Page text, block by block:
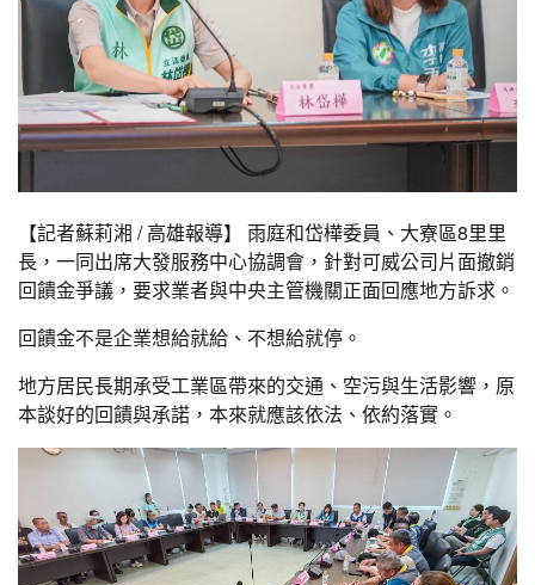
【記者蘇莉湘 / 高雄報導】 雨庭和岱樺委員、大寮區8里里
長，一同出席大發服務中心協調會，針對可威公司片面撤銷
回饋金爭議，要求業者與中央主管機關正面回應地方訴求。
回饋金不是企業想給就給、不想給就停。
地方居民長期承受工業區帶來的交通、空污與生活影響，原
本談好的回饋與承諾，本來就應該依法、依約落實。